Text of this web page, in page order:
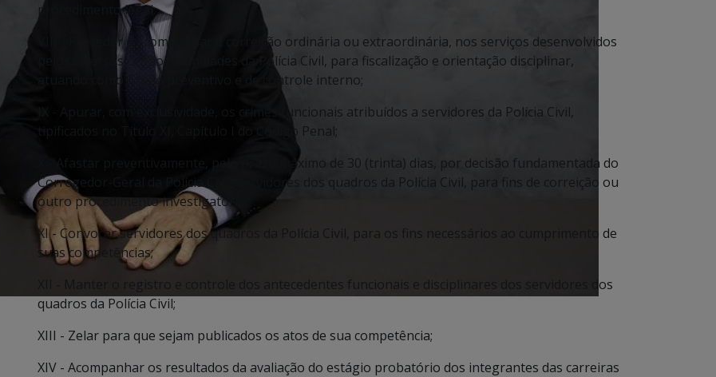
procedimento legal;
VIII - Proceder e acompanhar a correição ordinária ou extraordinária, nos serviços desenvolvidos
pelos diversos órgãos e unidades da Polícia Civil, para fiscalização e orientação disciplinar,
atuando como órgão preventivo e de controle interno;
IX - Apurar, com exclusividade, os crimes funcionais atribuídos a servidores da Polícia Civil,
tipificados no Título XI, Capítulo I do Código Penal;
X - Afastar preventivamente, pelo prazo máximo de 30 (trinta) dias, por decisão fundamentada do
Corregedor-Geral da Polícia Civil, servidores dos quadros da Polícia Civil, para fins de correição ou
outro procedimento investigatório;
XI - Convocar servidores dos quadros da Polícia Civil, para os fins necessários ao cumprimento de
suas competências;
XII - Manter o registro e controle dos antecedentes funcionais e disciplinares dos servidores dos
quadros da Polícia Civil;
XIII - Zelar para que sejam publicados os atos de sua competência;
XIV - Acompanhar os resultados da avaliação do estágio probatório dos integrantes das carreiras